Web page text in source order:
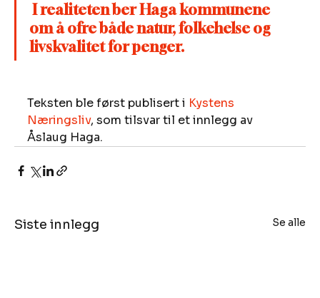
I realiteten ber Haga kommunene
om å ofre både natur, folkehelse og
livskvalitet for penger.
Teksten ble først publisert i Kystens
Næringsliv, som tilsvar til et innlegg av
Åslaug Haga.
Siste innlegg Se alle